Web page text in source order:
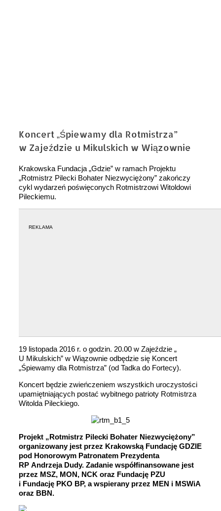
Koncert „Śpiewamy dla Rotmistrza”
w Zajeździe u Mikulskich w Wiązownie
Krakowska Fundacja „Gdzie” w ramach Projektu
„Rotmistrz Pilecki Bohater Niezwyciężony” zakończy
cykl wydarzeń poświęconych Rotmistrzowi Witoldowi
Pileckiemu.
REKLAMA
19 listopada 2016 r. o godzin. 20.00 w Zajeździe „
U Mikulskich” w Wiązownie odbędzie się Koncert
„Śpiewamy dla Rotmistrza” (od Tadka do Fortecy).
Koncert będzie zwieńczeniem wszystkich uroczystości
upamiętniających postać wybitnego patrioty Rotmistrza
Witolda Pileckiego.
Projekt „Rotmistrz Pilecki Bohater Niezwyciężony”
organizowany jest przez Krakowską Fundację GDZIE
pod Honorowym Patronatem Prezydenta
RP Andrzeja Dudy. Zadanie współfinansowane jest
przez MSZ, MON, NCK oraz Fundację PZU
i Fundację PKO BP, a wspierany przez MEN i MSWiA
oraz BBN.